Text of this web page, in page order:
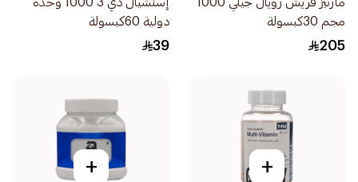
مجم 30كبسولة
205
دولية 60كبسولة
39
+
+